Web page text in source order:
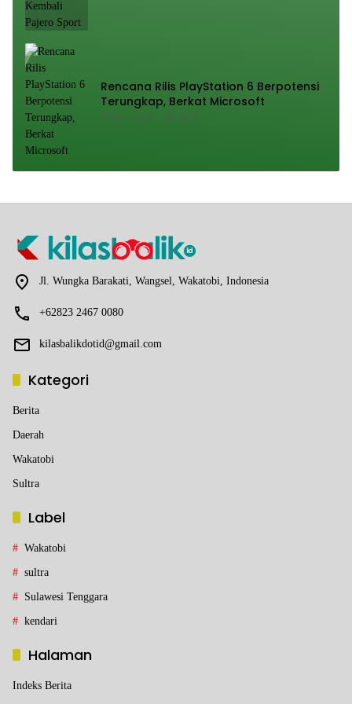
Rencana Rilis PlayStation 6 Berpotensi
Terungkap, Berkat Microsoft
17 Maret 2023 4093
Jl. Wungka Barakati, Wangsel, Wakatobi, Indonesia
+62823 2467 0080
kilasbalikdotid@gmail.com
Kategori
Berita
Daerah
Wakatobi
Sultra
Label
Wakatobi
sultra
Sulawesi Tenggara
kendari
Halaman
Indeks Berita